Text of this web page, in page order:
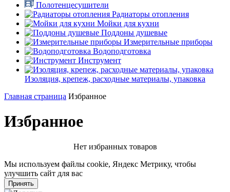
Полотенцесушители
Радиаторы отопления
Мойки для кухни
Поддоны душевые
Измерительные приборы
Водоподготовка
Инструмент
Изоляция, крепеж, расходные материалы, упаковка
Главная страница Избранное
Избранное
Нет избранных товаров
Мы используем файлы cookie, Яндекс Метрику, чтобы
улучшить сайт для вас
Принять